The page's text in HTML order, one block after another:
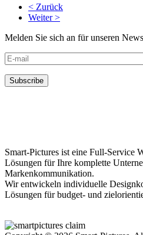
< Zurück
Weiter >
Melden Sie sich an für unseren
Smart-Pictures ist eine Full-Service
Lösungen für Ihre komplette
Markenkommunikation.
Wir entwickeln individuelle
Lösungen für budget- und